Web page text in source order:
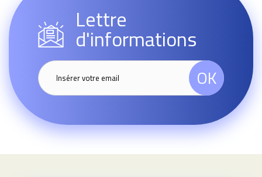
Lettre
d'informations
OK